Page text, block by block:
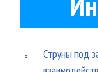
Струны под